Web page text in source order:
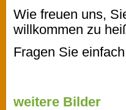
Wie freuen uns,
willkommen zu
Fragen Sie
weitere Bilder